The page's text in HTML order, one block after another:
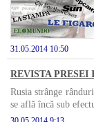
31.05.2014 10:50
REVISTA PRESEI
Rusia strânge
se află încă sub